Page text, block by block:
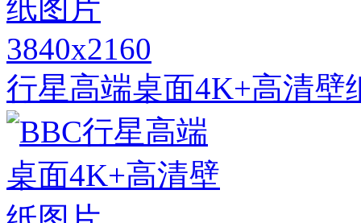
3840x2160
行星高端桌面4K+高清壁